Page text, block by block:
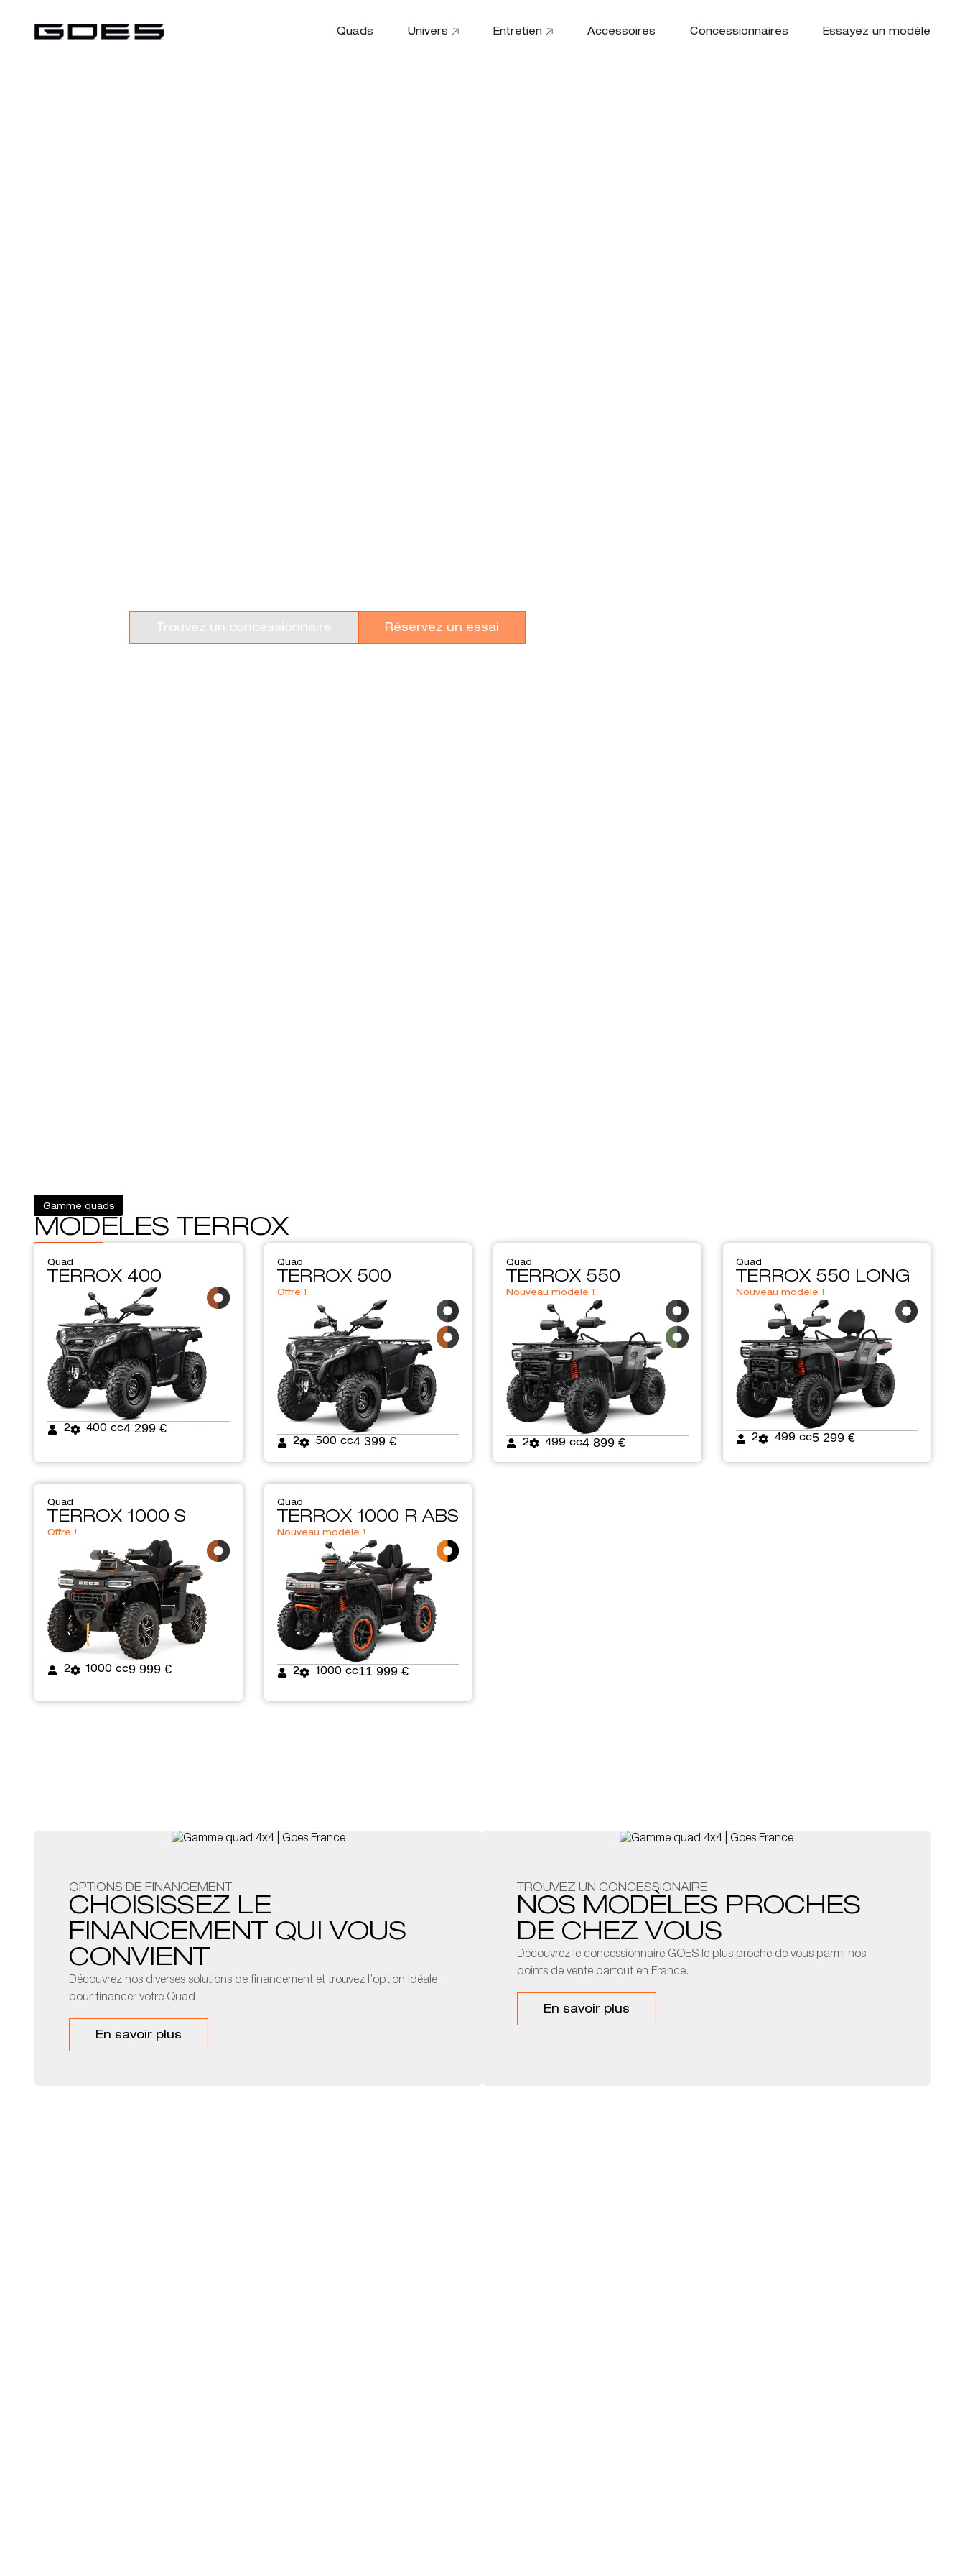
Quads Univers Entretien Accessoires Concessionnaires Essayez un modèle
Trouvez un concessionnaire Réservez un essai
Gamme quads
MODÈLES TERROX
Quad
TERROX 400
2 400 cc4 299 €
Quad
TERROX 500
Offre !
2 500 cc4 399 €
Quad
TERROX 550
Nouveau modèle !
2 499 cc4 899 €
Quad
TERROX 550 LONG
Nouveau modèle !
2 499 cc5 299 €
Quad
TERROX 1000 S
Offre !
2 1000 cc9 999 €
Quad
TERROX 1000 R ABS
Nouveau modèle !
2 1000 cc11 999 €
OPTIONS DE FINANCEMENT
CHOISISSEZ LE
FINANCEMENT QUI VOUS
CONVIENT
Découvrez nos diverses solutions de financement et trouvez l’option idéale
pour financer votre Quad.
En savoir plus
TROUVEZ UN CONCESSIONAIRE
NOS MODÈLES PROCHES
DE CHEZ VOUS
Découvrez le concessionnaire GOES le plus proche de vous parmi nos
points de vente partout en France.
En savoir plus